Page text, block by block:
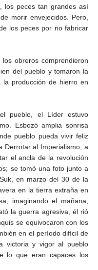
los peces tan grandes así
morir envejecidos. Pero,
los peces por no fabricar
obreros comprendieron
del pueblo y tomaron la
producción de hierro en
pueblo, el Líder estuvo
Esbozó amplia sonrisa
pueblo pueda vivir feliz
Derrotar al Imperialismo, a
el ancla de la revolución
se tomó una foto junto a
en marzo del 30 de la
en la tierra extraña en
imaginando el mañana;
la guerra agresiva, él rió
se equivocaron con los
en el período difícil de
victoria y vigor al pueblo
lo que eran capaces los